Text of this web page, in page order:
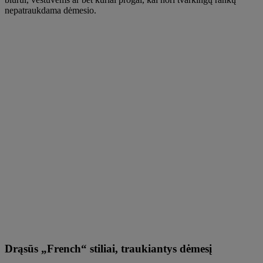
nepatraukdama dėmesio.
Drąsūs „French“ stiliai, traukiantys dėmesį